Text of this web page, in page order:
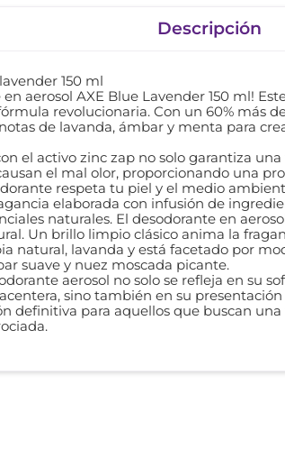
Descripción
150 ml
aerosol AXE Blue Lavender 150 ml!
revolucionaria. Con un 60% más
de lavanda, ámbar y menta para
el activo zinc zap no solo garantiza
el mal olor, proporcionando una
respeta tu piel y el medio
elaborada con infusión de
naturales. El desodorante en
Un brillo limpio clásico anima la
natural, lavanda y está facetado por
suave y nuez moscada picante.
aerosol no solo se refleja en su
sino también en su
definitiva para aquellos que buscan